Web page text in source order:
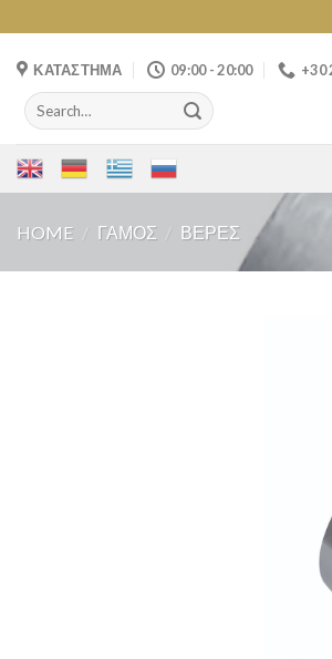
contentΚΑΤΑΣΤΗΜΑ 09:00 - 20:00 +30
Search
for:
HOME / ΓΆΜΟΣ / ΒΈΡΕΣ